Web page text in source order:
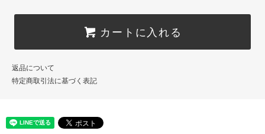
カートに入れる
返品について
特定商取引法に基づく表記